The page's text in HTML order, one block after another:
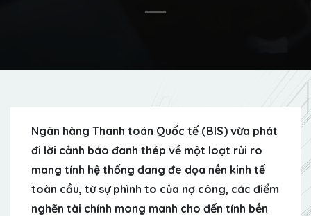
Ngân hàng Thanh toán Quốc tế (BIS) vừa phát
đi lời cảnh báo đanh thép về một loạt rủi ro
mang tính hệ thống đang đe dọa nền kinh tế
toàn cầu, từ sự phình to của nợ công, các điểm
nghẽn tài chính mong manh cho đến tính bền